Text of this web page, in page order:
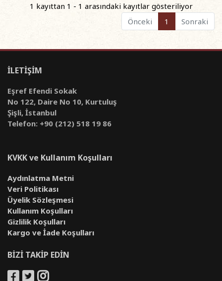
1 kayıttan 1 - 1 arasındaki kayıtlar gösteriliyor
Önceki
1 Sonraki
İLETİŞİM
Eşref Efendi Sokak
No 122, Daire No 10, Kurtuluş
Şişli, İstanbul
Telefon: +90 (212) 518 19 86
KVKK ve Kullanım Koşulları
Aydınlatma Metni
Veri Politikası
Üyelik Sözleşmesi
Kullanım Koşulları
Gizlilik Koşulları
Kargo ve İade Koşulları
BİZİ TAKİP EDİN